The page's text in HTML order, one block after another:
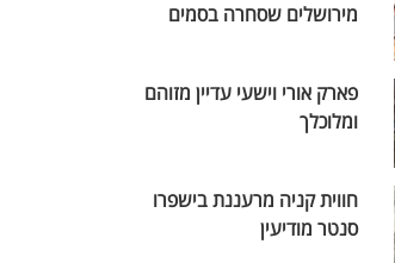
מירושלים שסחרה בסמים
פארק אורי וישעי עדיין מזוהם
ומלוכלך
חווית קניה מרעננת בישפרו
סנטר מודיעין